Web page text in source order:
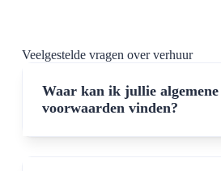
Veelgestelde vragen over verhuur
Waar kan ik jullie algemene
voorwaarden vinden?